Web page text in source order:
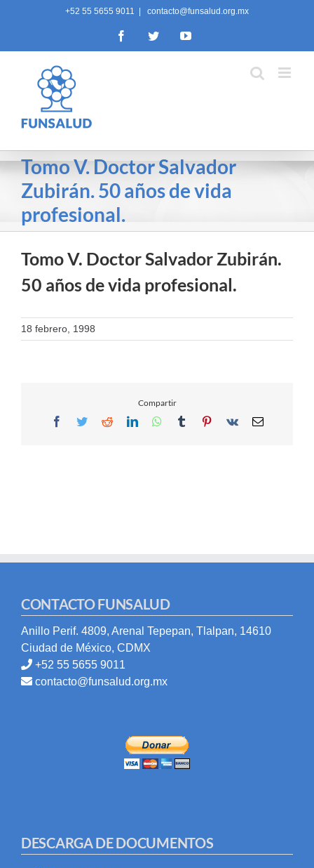
+52 55 5655 9011 contacto@funsalud.org.mx
FacebookTwitterYouTube
Tomo V. Doctor Salvador
Zubirán. 50 años de vida
profesional.
Tomo V. Doctor Salvador Zubirán.
50 años de vida profesional.
18 febrero, 1998
Compartir
Facebook
TwitterRedditLinkedInWhatsApp
TumblrPinterest
Vk Email
CONTACTO FUNSALUD
Anillo Perif. 4809, Arenal Tepepan, Tlalpan, 14610
Ciudad de México, CDMX
+52 55 5655 9011
contacto@funsalud.org.mx
DESCARGA DE DOCUMENTOS